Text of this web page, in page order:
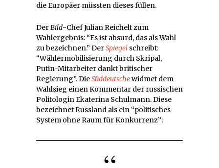
die Europäer müssten dieses füllen.
DerBild-Chef Julian Reichelt zum
Wahlergebnis: “Es ist absurd, das als Wahl
zu bezeichnen.” DerSpiegel schreibt:
“Wählermobilisierung durch Skripal,
Putin-Mitarbeiter dankt britischer
Regierung”. DieSüddeutschewidmet dem
Wahlsieg einen Kommentar der russischen
Politologin Ekaterina Schulmann. Diese
bezeichnet Russland als ein “politisches
System ohne Raum für Konkurrenz”: